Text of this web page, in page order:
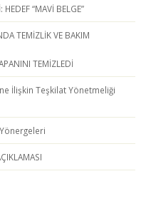
HEDEF “MAVİ BELGE”
TEMİZLİK VE BAKIM
TEMİZLEDİ
İlişkin Teşkilat Yönetmeliği